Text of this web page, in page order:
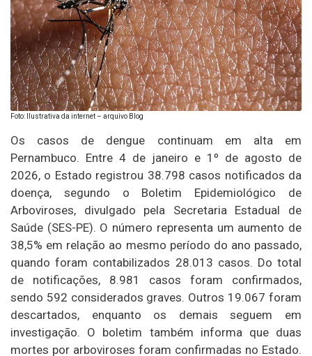
Foto: Ilustrativa da internet – arquivo Blog
Os casos de dengue continuam em alta em
Pernambuco. Entre 4 de janeiro e 1º de agosto de
2026, o Estado registrou 38.798 casos notificados da
doença, segundo o Boletim Epidemiológico de
Arboviroses, divulgado pela Secretaria Estadual de
Saúde (SES-PE). O número representa um aumento de
38,5% em relação ao mesmo período do ano passado,
quando foram contabilizados 28.013 casos. Do total
de notificações, 8.981 casos foram confirmados,
sendo 592 considerados graves. Outros 19.067 foram
descartados, enquanto os demais seguem em
investigação. O boletim também informa que duas
mortes por arboviroses foram confirmadas no Estado.